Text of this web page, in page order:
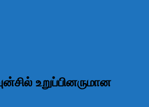
உறுப்பினருமான